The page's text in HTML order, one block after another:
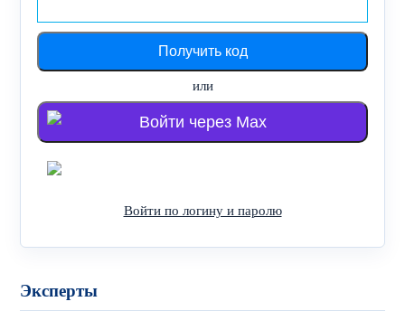
или
Войти через Max
Войти через Яндекс
Войти по логину и паролю
Эксперты